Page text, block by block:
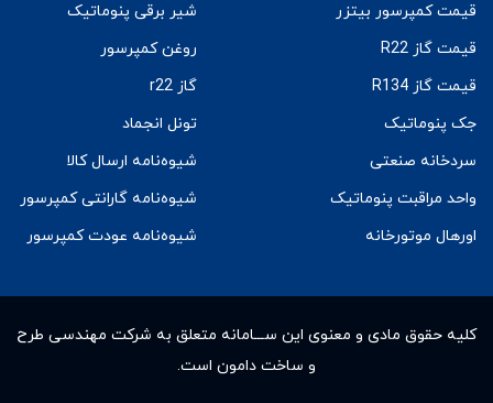
قیمت کمپرسور بیتزر
قیمت گاز R22
قیمت گاز R134
جک پنوماتیک
سردخانه صنعتی
واحد مراقبت پنوماتیک
اورهال موتورخانه
شیر برقی پنوماتیک
روغن کمپرسور
گاز r22
تونل انجماد
شیوه‌نامه ارسال کالا
شیوه‌نامه گارانتی کمپرسور
شیوه‌نامه عودت کمپرسور
کلیه حقوق مادى و معنوى این ســـامانه متعلق به شرکت مهندسی طرح
و ساخت دامون است.